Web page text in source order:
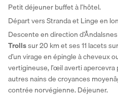
Petit déjeuner buffet à l’hôtel.
Départ vers Stranda et Linge en
Descente en direction
Trolls sur 20 km et ses 11 lacets
d’un virage en épingle à cheveux
vertigineuse, l’œil averti
autres nains de croyances
contrée norvégienne. Déjeuner.